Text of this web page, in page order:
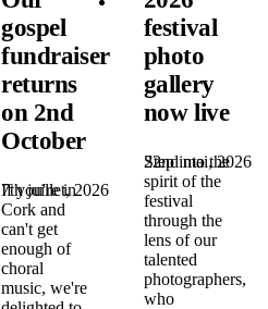
gospel
fundraiser
returns
on 2nd
October
7th juillet, 2026
If you're in
Cork and
can't get
enough of
choral
music, we're
festival
photo
gallery
now live
22nd mai, 2026
Step into the
spirit of the
festival
through the
lens of our
talented
photographers,
who